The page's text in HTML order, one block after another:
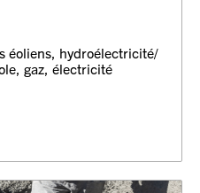
éoliens, hydroélectricité/
gaz, électricité